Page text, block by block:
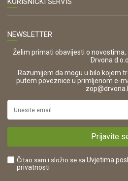
OIB:
42821181683
16280
https://www.drvona.hr/
POREZNI BROJ:
Zaštita privatnosti i osobnih podataka
Korištenje kolačića
Pravo na odustajanje i jednostrani
Reklamacije
Plaćanje karticama
Što dobivam registracijom?
NEWSLETTER
Želim primati obavijesti o
Drvona d.o.o.
Razumijem da mogu u bilo kojem
putem poveznice u primljenom e-
Prijavite
Čitao sam i složio se sa Uvjetima
privatnosti